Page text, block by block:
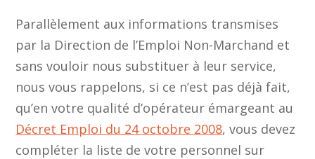
Parallèlement aux informations transmises
par la Direction de l’Emploi Non-Marchand et
sans vouloir nous substituer à leur service,
nous vous rappelons, si ce n’est pas déjà fait,
qu’en votre qualité d’opérateur émargeant au
Décret Emploi du 24 octobre 2008, vous devez
compléter la liste de votre personnel sur